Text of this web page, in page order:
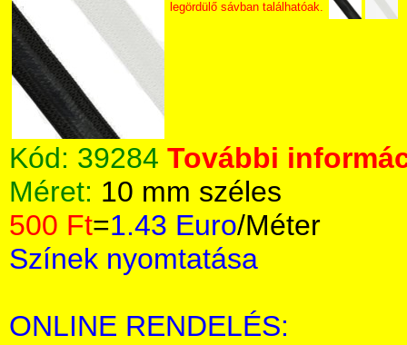
legördülő sávban találhatóak.
Kód: 39284 További
Méret: 10 mm széles
500 Ft=1.43 Euro/Méter
Színek nyomtatása
ONLINE RENDELÉS: